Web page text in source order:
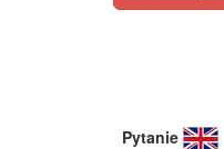
Pytanie